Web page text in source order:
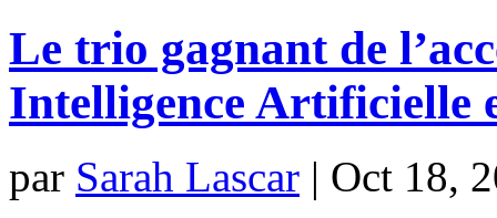
Le trio gagnant de
Intelligence Artificielle
par Sarah Lascar | Oct 18,